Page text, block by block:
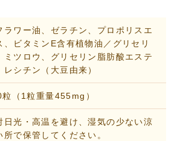
ラワー油、ゼラチン、プロポリスエ
、ビタミンE含有植物油／グリセリ
ミツロウ、グリセリン脂肪酸エステ
レシチン（大豆由来）
（1粒重量455mg）
日光・高温を避け、湿気の少ない涼
所で保管してください。